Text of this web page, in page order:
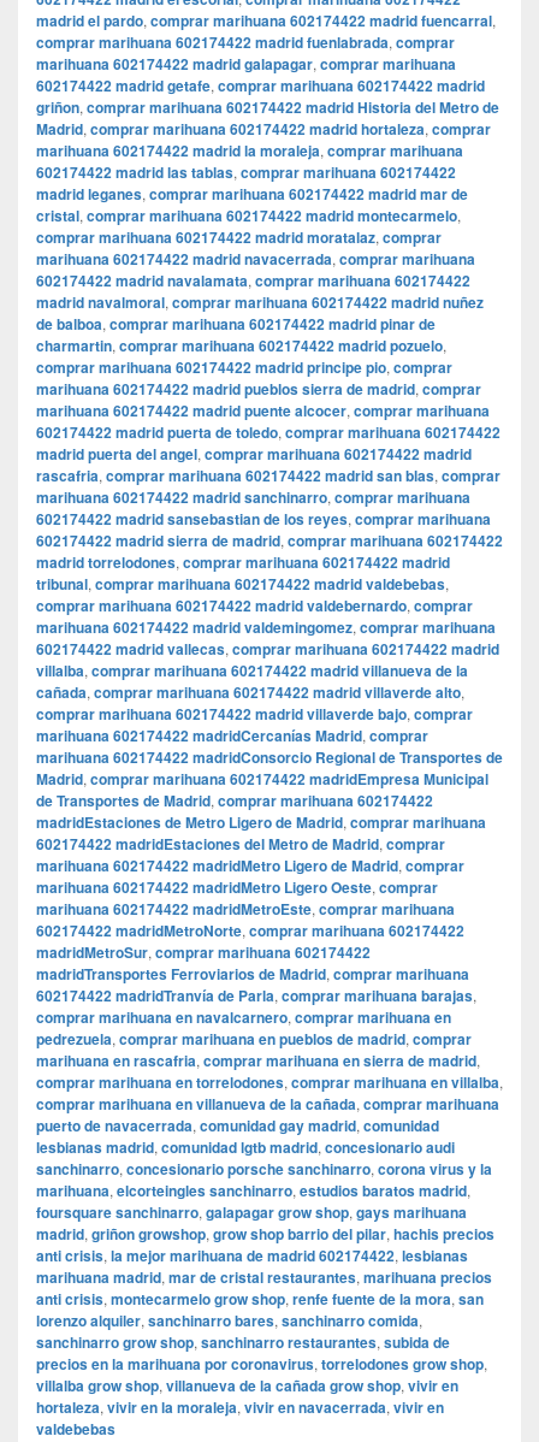
madrid el pardo, comprar marihuana 602174422 madrid fuencarral,
comprar marihuana 602174422 madrid fuenlabrada, comprar
marihuana 602174422 madrid galapagar, comprar marihuana
602174422 madrid getafe, comprar marihuana 602174422 madrid
griñon, comprar marihuana 602174422 madrid Historia del Metro de
Madrid, comprar marihuana 602174422 madrid hortaleza, comprar
marihuana 602174422 madrid la moraleja, comprar marihuana
602174422 madrid las tablas, comprar marihuana 602174422
madrid leganes, comprar marihuana 602174422 madrid mar de
cristal, comprar marihuana 602174422 madrid montecarmelo,
comprar marihuana 602174422 madrid moratalaz, comprar
marihuana 602174422 madrid navacerrada, comprar marihuana
602174422 madrid navalamata, comprar marihuana 602174422
madrid navalmoral, comprar marihuana 602174422 madrid nuñez
de balboa, comprar marihuana 602174422 madrid pinar de
charmartin, comprar marihuana 602174422 madrid pozuelo,
comprar marihuana 602174422 madrid principe pio, comprar
marihuana 602174422 madrid pueblos sierra de madrid, comprar
marihuana 602174422 madrid puente alcocer, comprar marihuana
602174422 madrid puerta de toledo, comprar marihuana 602174422
madrid puerta del angel, comprar marihuana 602174422 madrid
rascafria, comprar marihuana 602174422 madrid san blas, comprar
marihuana 602174422 madrid sanchinarro, comprar marihuana
602174422 madrid sansebastian de los reyes, comprar marihuana
602174422 madrid sierra de madrid, comprar marihuana 602174422
madrid torrelodones, comprar marihuana 602174422 madrid
tribunal, comprar marihuana 602174422 madrid valdebebas,
comprar marihuana 602174422 madrid valdebernardo, comprar
marihuana 602174422 madrid valdemingomez, comprar marihuana
602174422 madrid vallecas, comprar marihuana 602174422 madrid
villalba, comprar marihuana 602174422 madrid villanueva de la
cañada, comprar marihuana 602174422 madrid villaverde alto,
comprar marihuana 602174422 madrid villaverde bajo, comprar
marihuana 602174422 madridCercanías Madrid, comprar
marihuana 602174422 madridConsorcio Regional de Transportes de
Madrid, comprar marihuana 602174422 madridEmpresa Municipal
de Transportes de Madrid, comprar marihuana 602174422
madridEstaciones de Metro Ligero de Madrid, comprar marihuana
602174422 madridEstaciones del Metro de Madrid, comprar
marihuana 602174422 madridMetro Ligero de Madrid, comprar
marihuana 602174422 madridMetro Ligero Oeste, comprar
marihuana 602174422 madridMetroEste, comprar marihuana
602174422 madridMetroNorte, comprar marihuana 602174422
madridMetroSur, comprar marihuana 602174422
madridTransportes Ferroviarios de Madrid, comprar marihuana
602174422 madridTranvía de Parla, comprar marihuana barajas,
comprar marihuana en navalcarnero, comprar marihuana en
pedrezuela, comprar marihuana en pueblos de madrid, comprar
marihuana en rascafria, comprar marihuana en sierra de madrid,
comprar marihuana en torrelodones, comprar marihuana en villalba,
comprar marihuana en villanueva de la cañada, comprar marihuana
puerto de navacerrada, comunidad gay madrid, comunidad
lesbianas madrid, comunidad lgtb madrid, concesionario audi
sanchinarro, concesionario porsche sanchinarro, corona virus y la
marihuana, elcorteingles sanchinarro, estudios baratos madrid,
foursquare sanchinarro, galapagar grow shop, gays marihuana
madrid, griñon growshop, grow shop barrio del pilar, hachis precios
anti crisis, la mejor marihuana de madrid 602174422, lesbianas
marihuana madrid, mar de cristal restaurantes, marihuana precios
anti crisis, montecarmelo grow shop, renfe fuente de la mora, san
lorenzo alquiler, sanchinarro bares, sanchinarro comida,
sanchinarro grow shop, sanchinarro restaurantes, subida de
precios en la marihuana por coronavirus, torrelodones grow shop,
villalba grow shop, villanueva de la cañada grow shop, vivir en
hortaleza, vivir en la moraleja, vivir en navacerrada, vivir en
valdebebas